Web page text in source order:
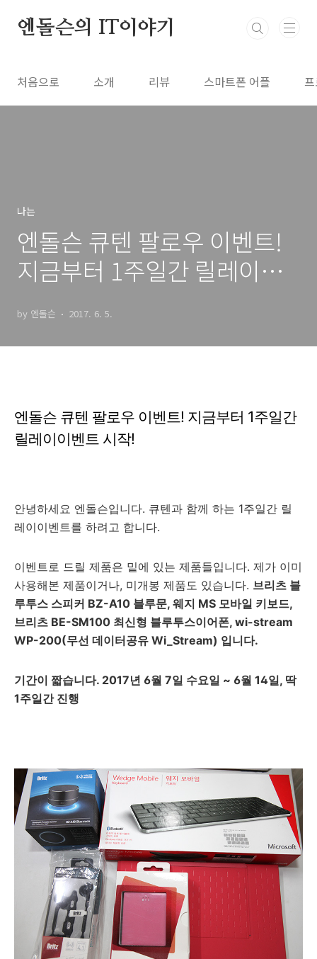
엔돌슨의 IT이야기
처음으로 소개 리뷰 스마트폰 어플
나는
엔돌슨 큐텐 팔로우 이벤트!
지금부터 1주일간 릴레이이
by 엔돌슨 2017. 6. 5.
엔돌슨 큐텐 팔로우 이벤트! 지금부터 1주일간
릴레이이벤트 시작!
안녕하세요 엔돌슨입니다. 큐텐과 함께 하는 1주일간 릴
레이이벤트를 하려고 합니다.
이벤트로 드릴 제품은 밑에 있는 제품들입니다. 제가 이미
사용해본 제품이거나, 미개봉 제품도 있습니다. 브리츠 블
루투스 스피커 BZ-A10 블루문, 웨지 MS 모바일 키보드,
브리츠 BE-SM100 최신형 블루투스이어폰, wi-stream
WP-200(무선 데이터공유 Wi_Stream) 입니다.
기간이 짧습니다. 2017년 6월 7일 수요일 ~ 6월 14일, 딱
1주일간 진행